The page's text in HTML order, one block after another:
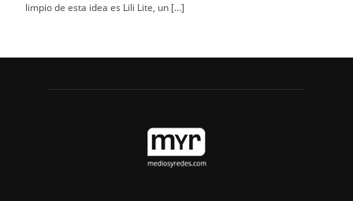
limpio de esta idea es Lili Lite, un […]